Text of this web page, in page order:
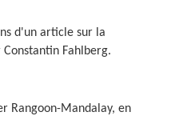
d'un article sur la
Fahlberg.
Rangoon-Mandalay, en